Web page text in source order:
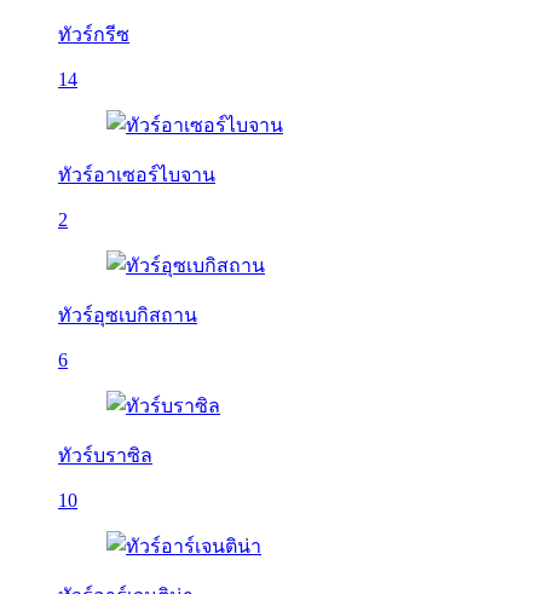
ทัวร์กรีซ
14
ทัวร์อาเซอร์ไบจาน
2
ทัวร์อุซเบกิสถาน
6
ทัวร์บราซิล
10